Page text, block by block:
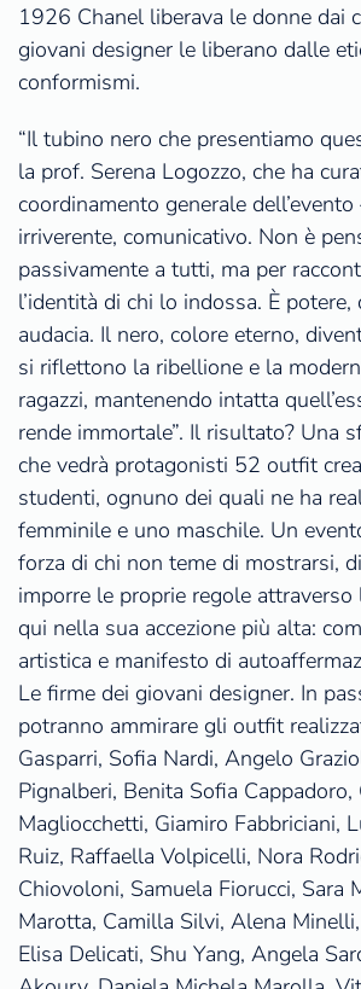
1926 Chanel liberava le donne dai
giovani designer le liberano dalle
conformismi.
“Il tubino nero che presentiamo
la prof. Serena Logozzo, che ha
coordinamento generale dell’evento
irriverente, comunicativo. Non è
passivamente a tutti, ma per
l’identità di chi lo indossa. È potere,
audacia. Il nero, colore eterno,
si riflettono la ribellione e la
ragazzi, mantenendo intatta
rende immortale”. Il risultato? Una
che vedrà protagonisti 52 outfit
studenti, ognuno dei quali ne ha
femminile e uno maschile. Un
forza di chi non teme di mostrarsi,
imporre le proprie regole attraverso
qui nella sua accezione più alta:
artistica e manifesto di
Le firme dei giovani designer. In
potranno ammirare gli outfit
Gasparri, Sofia Nardi, Angelo
Pignalberi, Benita Sofia Cappadoro,
Magliocchetti, Giamiro Fabbriciani,
Ruiz, Raffaella Volpicelli, Nora
Chiovoloni, Samuela Fiorucci, Sara
Marotta, Camilla Silvi, Alena
Elisa Delicati, Shu Yang, Angela